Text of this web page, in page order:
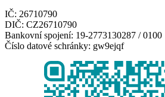
IČ: 26710790
DIČ: CZ26710790
Bankovní spojení: 19-2773130287 / 0100
Číslo datové schránky: gw9ejqf